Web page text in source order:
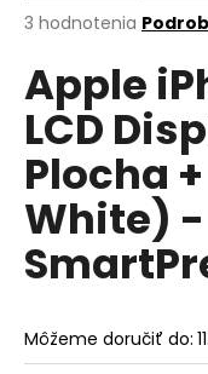
Priemerné
produktu
je
5,0
5
hviezdičiek.
3 hodnotenia
Apple
LCD
Plocha
White) -
Môžeme doručiť do:
O
d
p
r
ú